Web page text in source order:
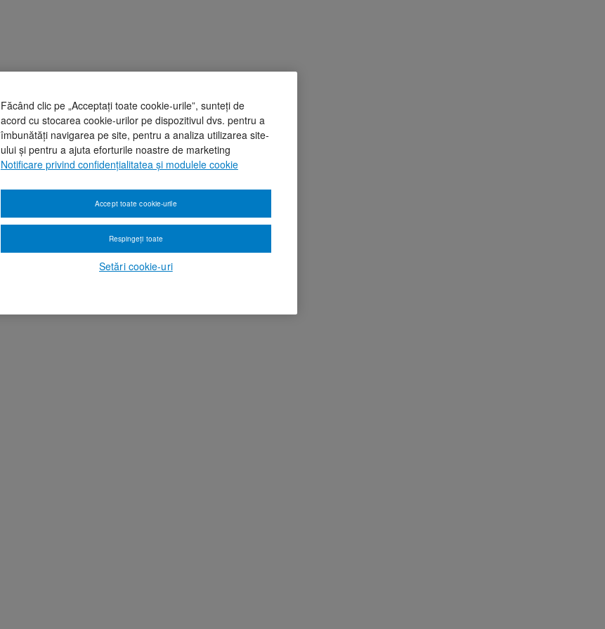
Făcând clic pe „Acceptați toate cookie-urile”, sunteți de
acord cu stocarea cookie-urilor pe dispozitivul dvs. pentru a
îmbunătăți navigarea pe site, pentru a analiza utilizarea site-
ului și pentru a ajuta eforturile noastre de marketing
Notificare privind confidențialitatea și modulele cookie
Setări cookie-uri
Respingeți toate
Accept toate cookie-urile